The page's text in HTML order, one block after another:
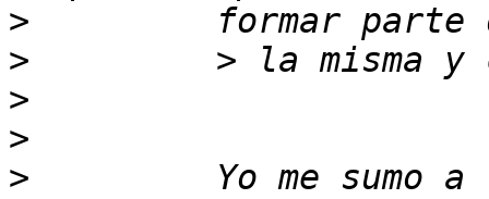
>
>
>
>
>
Yo me sumo a